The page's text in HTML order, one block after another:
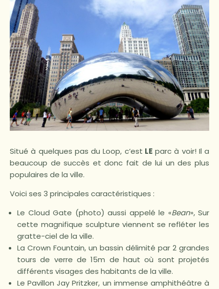
Situé à quelques pas du Loop, c’est LEparc à voir! Il a
beaucoup de succès et donc fait de lui un des plus
populaires de la ville.
Voici ses 3 principales caractéristiques :
Le Cloud Gate (photo) aussi appelé le «Bean», Sur
cette magnifique sculpture viennent se refléter les
gratte-ciel de la ville.
La Crown Fountain, un bassin délimité par 2 grandes
tours de verre de 15m de haut où sont projetés
différents visages des habitants de la ville.
Le Pavillon Jay Pritzker, un immense amphithéâtre à